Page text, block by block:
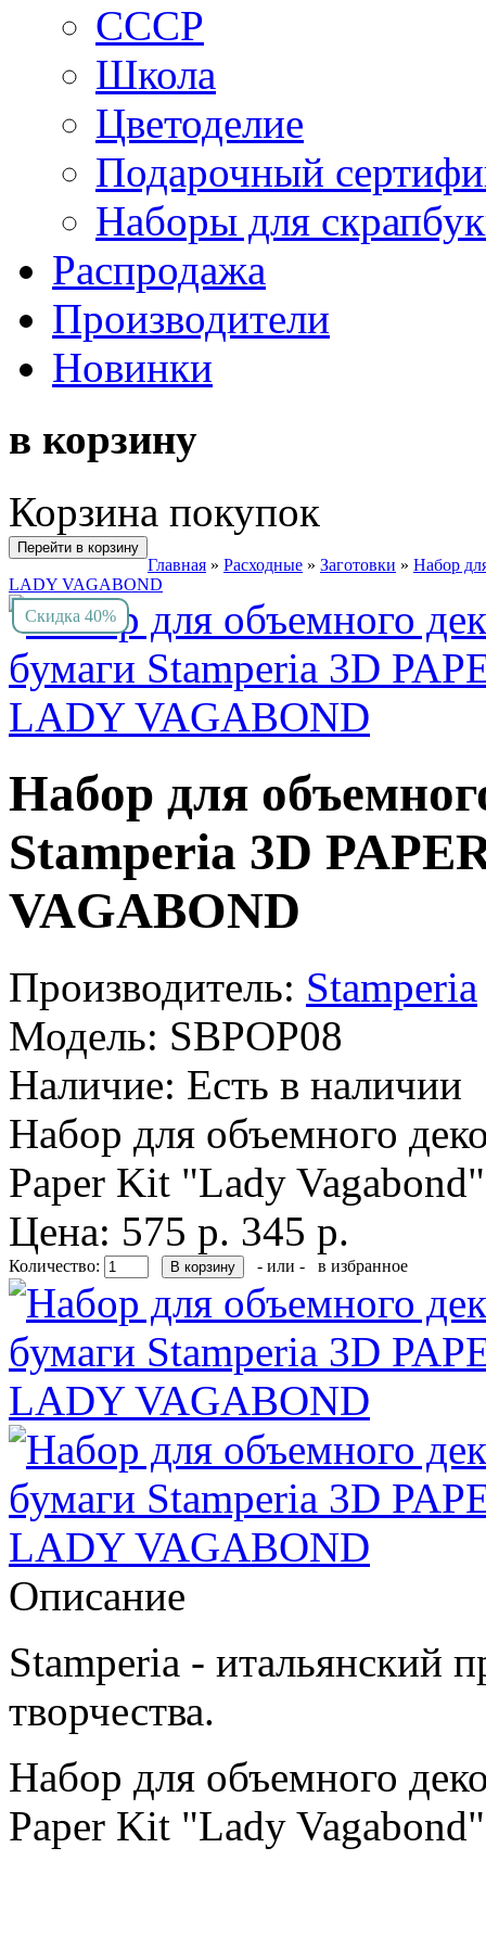
СССР
Школа
Цветоделие
Подарочный
Наборы для
Распродажа
Производители
Новинки
в корзину
Корзина покупок
Перейти в корзину
Главная » Расходные » Заготовки » Набор
LADY VAGABOND
Скидка 40%
Набор для
Stamperia 3D
VAGABOND
Производитель: Stamperia
Модель: SBPOP08
Наличие: Есть в наличии
Набор для объемного
Paper Kit "Lady
Цена: 575 р. 345 р.
Количество: - или - в избранное
Описание
Stamperia - итальянский
творчества.
Набор для объемного
Paper Kit "Lady